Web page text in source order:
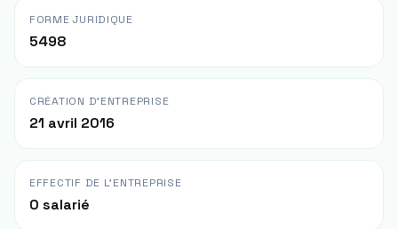
FORME JURIDIQUE
5498
CRÉATION D'ENTREPRISE
21 avril 2016
EFFECTIF DE L'ENTREPRISE
0 salarié